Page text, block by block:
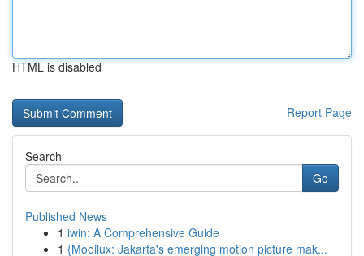
HTML is disabled
Report Page
Search
Go
Published News
1 iwin: A Comprehensive Guide
1 {Mooilux: Jakarta's emerging motion picture mak...